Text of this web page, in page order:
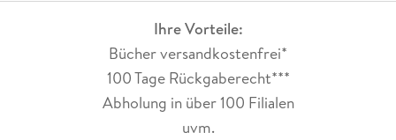
Ihre Vorteile:
Bücher versandkostenfrei*
100 Tage Rückgaberecht***
Abholung in über 100 Filialen
uvm.